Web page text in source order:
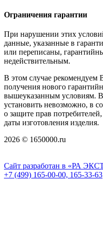
Ограничения гарантии
При нарушении этих
данные, указанные в
или переписаны,
недействительным.
В этом случае рекомендуем
получения нового
вышеуказанным условиям.
установить невозможно, в
о защите прав
даты изготовления изделия.
2026 © 1650000.ru
Сайт разработан в «РА
+7 (499) 165-00-00, 165-33-63